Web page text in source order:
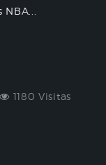
1180 Visitas